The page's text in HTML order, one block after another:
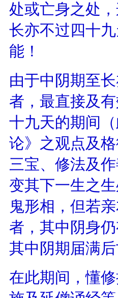
处或亡身之处
长亦不过四十
能！
由于中阴期至
者，最直接及
十九天的期间
论》之观点及
三宝、修法及
变其下一生之
鬼形相，但若
者，其中阴身
其中阴期届满
在此期间，懂